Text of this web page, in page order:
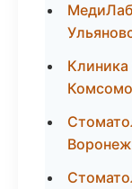
Воронеж